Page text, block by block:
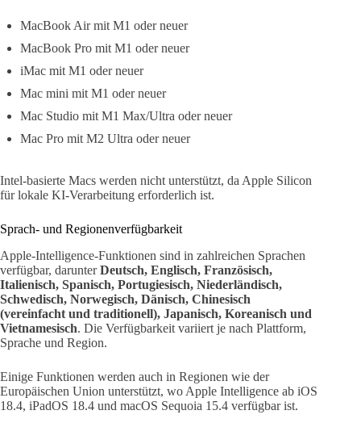
MacBook Air mit M1 oder neuer
MacBook Pro mit M1 oder neuer
iMac mit M1 oder neuer
Mac mini mit M1 oder neuer
Mac Studio mit M1 Max/Ultra oder neuer
Mac Pro mit M2 Ultra oder neuer
Intel-basierte Macs werden nicht unterstützt, da Apple Silicon
für lokale KI-Verarbeitung erforderlich ist.
Sprach- und Regionenverfügbarkeit
Apple-Intelligence-Funktionen sind in zahlreichen Sprachen
verfügbar, darunterDeutsch, Englisch, Französisch,
Italienisch, Spanisch, Portugiesisch, Niederländisch,
Schwedisch, Norwegisch, Dänisch, Chinesisch
(vereinfacht und traditionell), Japanisch, Koreanisch und
Vietnamesisch. Die Verfügbarkeit variiert je nach Plattform,
Sprache und Region.
Einige Funktionen werden auch in Regionen wie der
Europäischen Union unterstützt, wo Apple Intelligence ab iOS
18.4, iPadOS 18.4 und macOS Sequoia 15.4 verfügbar ist.